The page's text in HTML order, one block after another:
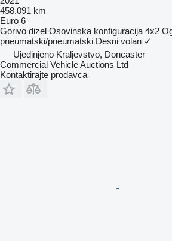
458.091 km
Euro 6
Gorivo dizel Osovinska konfiguracija 4x2
pneumatski/pneumatski Desni volan ✓
Ujedinjeno Kraljevstvo, Doncaster
Commercial Vehicle Auctions Ltd
Kontaktirajte prodavca